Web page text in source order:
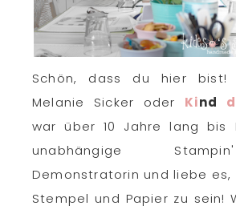
Schön, dass du hier bist!
Melanie Sicker oder Kind
war über 10 Jahre lang bis
unabhängige
Demonstratorin und liebe
Stempel und Papier zu sein!